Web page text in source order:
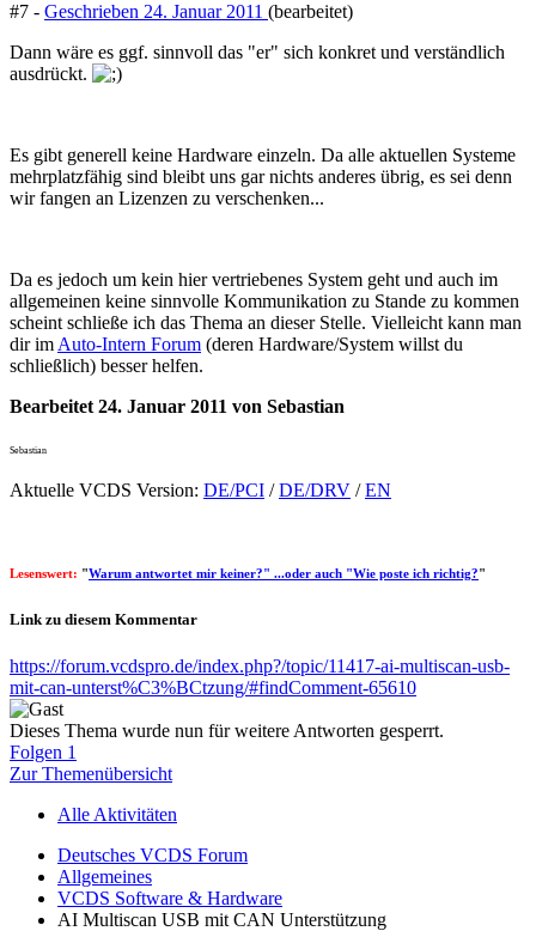
#7 - Geschrieben 24. Januar 2011 (bearbeitet)
Dann wäre es ggf. sinnvoll das "er" sich konkret und verständlich
ausdrückt.
Es gibt generell keine Hardware einzeln. Da alle aktuellen Systeme
mehrplatzfähig sind bleibt uns gar nichts anderes übrig, es sei denn
wir fangen an Lizenzen zu verschenken...
Da es jedoch um kein hier vertriebenes System geht und auch im
allgemeinen keine sinnvolle Kommunikation zu Stande zu kommen
scheint schließe ich das Thema an dieser Stelle. Vielleicht kann man
dir imAuto-Intern Forum (deren Hardware/System willst du
schließlich) besser helfen.
Bearbeitet24. Januar 2011 von Sebastian
Sebastian
Aktuelle VCDS Version: DE/PCI /DE/DRV /EN
Lesenswert: "Warum antwortet mir keiner?" ...oder auch "Wie poste ich richtig?"
Link zu diesem Kommentar
https://forum.vcdspro.de/index.php?/topic/11417-ai-multiscan-usb-
mit-can-unterst%C3%BCtzung/#findComment-65610
Dieses Thema wurde nun für weitere Antworten gesperrt.
Folgen 1
Zur Themenübersicht
Alle Aktivitäten
Deutsches VCDS Forum
Allgemeines
VCDS Software & Hardware
AI Multiscan USB mit CAN Unterstützung